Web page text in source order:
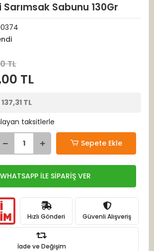
Sabunu 130Gr
TL
TL
137,31 TL
taksitlerle
Sepete Ekle
WHATSAPP İLE SİPARİŞ VER
Hızlı Gönderi Güvenli Alışveriş
İade ve Değişim